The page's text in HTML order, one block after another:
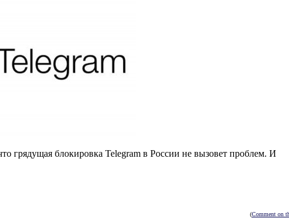
грядущая блокировка Telegram в России не вызовет проблем. И
(Comment on